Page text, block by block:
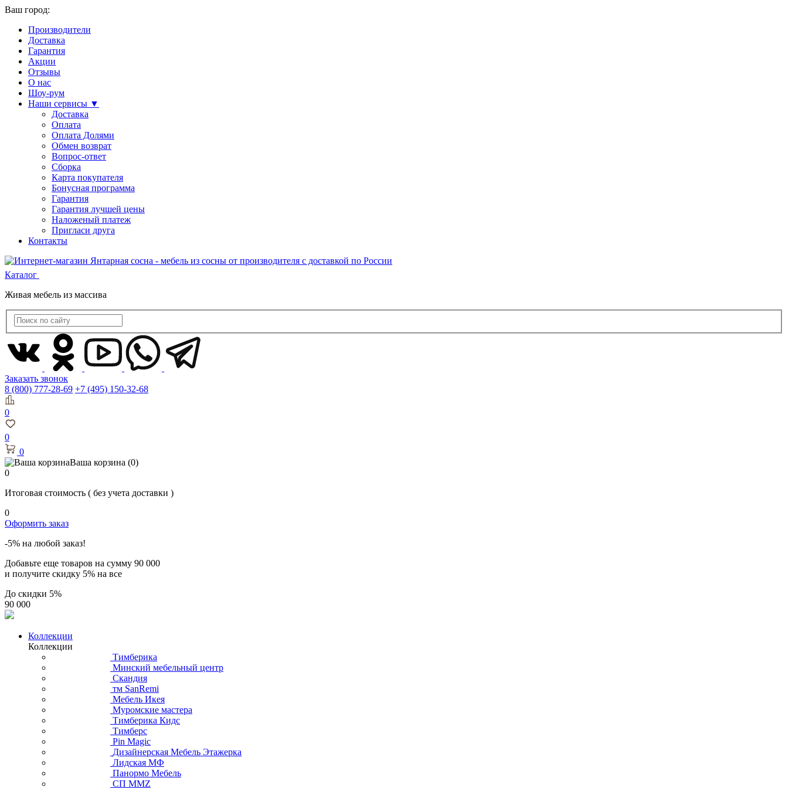
Ваш город:
Производители
Доставка
Гарантия
Акции
Отзывы
О нас
Шоу-рум
Наши сервисы ▼
Доставка
Оплата
Оплата Долями
Обмен возврат
Вопрос-ответ
Сборка
Карта покупателя
Бонусная программа
Гарантия
Гарантия лучшей цены
Наложеный платеж
Пригласи друга
Контакты
Каталог
Живая мебель из массива
Заказать звонок
8 (800) 777-28-69 +7 (495) 150-32-68
0
0
0
Ваша корзина (0)
0
Итоговая стоимость ( без учета доставки )
0
Оформить заказ
-5% на любой заказ!
Добавьте еще товаров на сумму 90 000
и получите скидку 5% на все
До скидки 5%
90 000
Коллекции
Коллекции
Тимберика
Минский мебельный центр
Скандия
тм SanRemi
Мебель Икея
Муромские мастера
Тимберика Кидс
Тимберс
Pin Magic
Дизайнерская Мебель Этажерка
Лидская МФ
Панормо Мебель
СП ММZ